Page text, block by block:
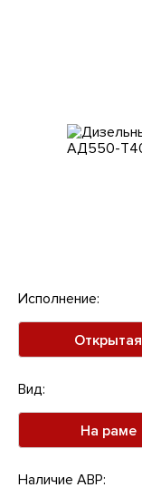
Исполнение:
Открытая
Вид:
На раме
Наличие АВР: